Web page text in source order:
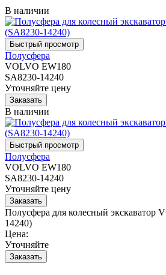
В наличии
Полусфера
VOLVO EW180
SA8230-14240
Уточняйте цену
В наличии
Полусфера
VOLVO EW180
SA8230-14240
Уточняйте цену
Полусфера для колесный экскаватор
14240)
Цена:
Уточняйте